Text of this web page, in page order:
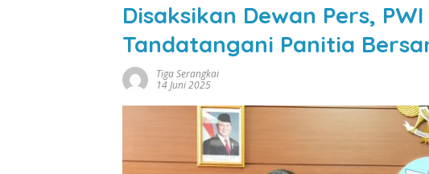
Disaksikan Dewan Pers,
Tandatangani Panitia
Tiga Serangkai
14 Juni 2025